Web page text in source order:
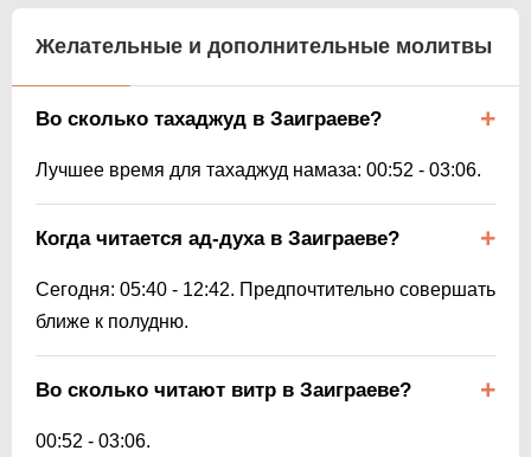
Желательные и дополнительные молитвы
Во сколько тахаджуд в Заиграеве?
Лучшее время для тахаджуд намаза: 00:52 - 03:06.
Когда читается ад-духа в Заиграеве?
Сегодня: 05:40 - 12:42. Предпочтительно совершать
ближе к полудню.
Во сколько читают витр в Заиграеве?
00:52 - 03:06.